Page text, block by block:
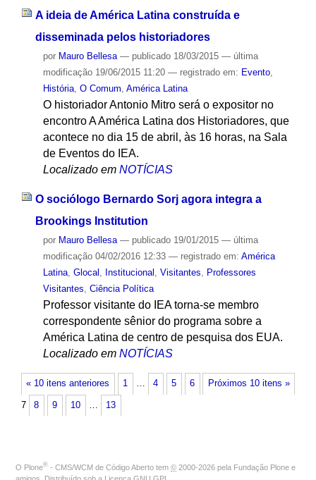
A ideia de América Latina construída e
disseminada pelos historiadores
por Mauro Bellesa — publicado18/03/2015 — última
modificação19/06/2015 11:20 — registrado em: Evento,
História, O Comum América Latina
O historiador Antonio Mitro será o expositor no
encontro A América Latina dos Historiadores, que
acontece no dia 15 de abril, às 16 horas, na Sala
de Eventos do IEA.
Localizado em NOTÍCIAS
O sociólogo Bernardo Sorj agora integra a
Brookings Institution
por Mauro Bellesa — publicado19/01/2015 — última
modificação04/02/2016 12:33 — registrado em: América
Latina, Glocal , Institucional , Visitantes, Professores
Visitantes, Ciência Política
Professor visitante do IEA torna-se membro
correspondente sênior do programa sobre a
América Latina de centro de pesquisa dos EUA.
Localizado em NOTÍCIAS
« 10 itens anteriores Próximos 10 itens »
1 … 4 5 6
7 8 9 10 … 13
O Plone® - CMS/WCM de Código Aberto tem © 2000-2026 pela Fundação Plone e